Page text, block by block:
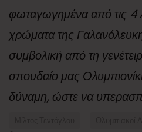
φωταγωγημένα από τις 4
χρώματα της
συμβολική από τη
σπουδαίο μας
δύναμη, ώστε να